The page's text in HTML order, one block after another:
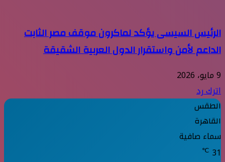
الرئيس السيسى يؤكد لماكرون موقف مصر الثابت
الداعم لأمن واستقرار الدول العربية الشقيقة
9 مايو، 2026
اترك رد
الطقس
القاهرة
سماء صافية
31
℃